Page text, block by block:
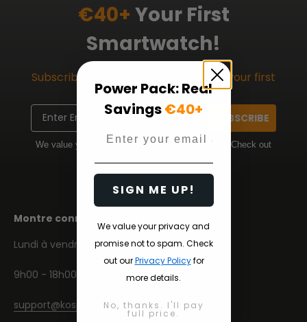
€40+ Your First
Smartwatch!
Subscribe now to get a coupon with your first
order!
Email
SUBSCRIBE
We value your privacy and promise not to spam. Check out
Montre connectée KOSPET
Lundi à vendredi
9h00 - 18h00 CEST
support@kospet.com
Power Pack: Real
Savings€40+
SIGN ME UP!
We value your privacy and
promise not to spam. Check
out ourPrivacy Policyfor
more details.
No, thanks. I'll pay
full price.